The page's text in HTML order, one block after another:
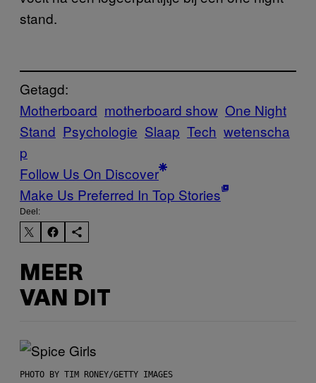
stand.
Getagd:
Motherboard motherboard show One Night
Stand Psychologie Slaap Tech wetenscha
p
Follow Us On Discover
Make Us Preferred In Top Stories
Deel:
MEER
VAN DIT
PHOTO BY TIM RONEY/GETTY IMAGES